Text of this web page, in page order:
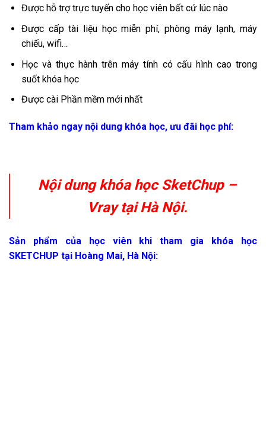
Được hỗ trợ trực tuyến cho học viên bất cứ lúc nào
Được cấp tài liệu học miễn phí, phòng máy lạnh, máy
chiếu, wifi…
Học và thực hành trên máy tính có cấu hình cao trong
suốt khóa học
Được cài Phần mềm mới nhất
Tham khảo ngay nội dung khóa học, ưu đãi học phí:
Nội dung khóa học SketChup –
Vray tại Hà Nội.
Sản phẩm của học viên khi tham gia khóa học
SKETCHUP tại Hoàng Mai, Hà Nội: